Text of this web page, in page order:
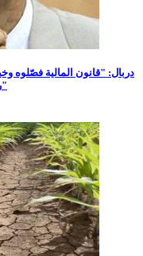
دربال: "قانون المالية فصّلوه
رئاسية مبكرة من بين أهم الحلول للأزمة السياسية"